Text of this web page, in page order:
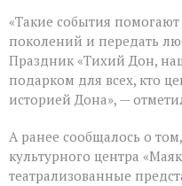
«Такие события
поколений и передать
Праздник «Тихий Дон,
подарком для всех, кто
историей Дона», —
А ранее сообщалось о
культурного центра
театрализованные